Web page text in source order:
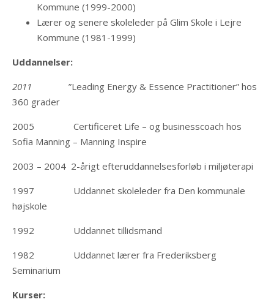
Kommune (1999-2000)
Lærer og senere skoleleder på Glim Skole i Lejre
Kommune (1981-1999)
Uddannelser:
2011 ”Leading Energy & Essence Practitioner” hos
360 grader
2005 Certificeret Life – og businesscoach hos
Sofia Manning – Manning Inspire
2003 – 2004 2-årigt efteruddannelsesforløb i miljøterapi
1997 Uddannet skoleleder fra Den kommunale
højskole
1992 Uddannet tillidsmand
1982 Uddannet lærer fra Frederiksberg
Seminarium
Kurser: